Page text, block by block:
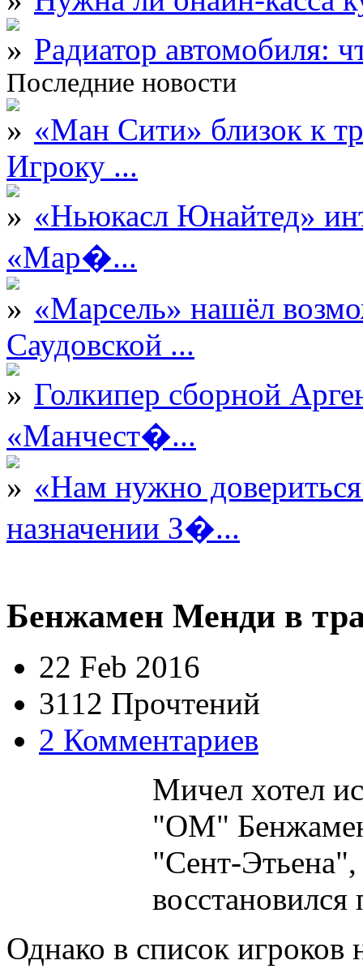
Радиатор автомобиля:
Последние новости
«Ман Сити» близок к
Игроку ...
«Ньюкасл Юнайтед»
«Мар�...
«Марсель» нашёл
Саудовской ...
Голкипер сборной
«Манчест�...
«Нам нужно
назначении З�...
Бенжамен Менди в
22 Feb 2016
3112 Прочтений
2 Комментариев
Мичел хотел
"ОМ"
"Сент-
Однако в список